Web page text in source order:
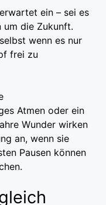
ein – sei es
um die Zukunft.
wenn es nur
frei zu
Atmen oder ein
Wunder wirken
an, wenn sie
Pausen können